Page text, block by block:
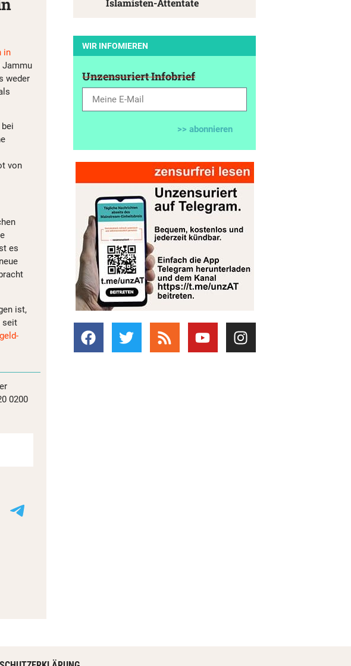
in
Jammu
weder
von
es
ist,
seit
0200
Islamisten-Attentate
WIR INFOMIEREN
Unzensuriert Infobrief
>> abonnieren